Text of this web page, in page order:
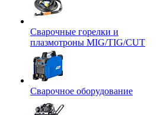
Сварочные горелки и
плазмотроны MIG/TIG/CUT
Сварочное оборудование